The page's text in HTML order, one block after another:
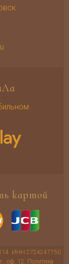
картой
ИНН 2724247750.
оф. 12. Политика